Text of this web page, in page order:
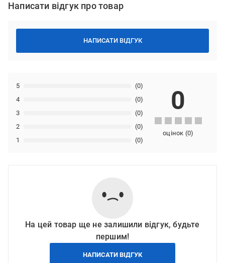
Написати відгук про товар
НАПИСАТИ ВІДГУК
1 (0)
2 (0)
3 (0)
4 (0)
5 (0)
0
оцінок (0)
На цей товар ще не залишили відгук, будьте
першим!
НАПИСАТИ ВІДГУК